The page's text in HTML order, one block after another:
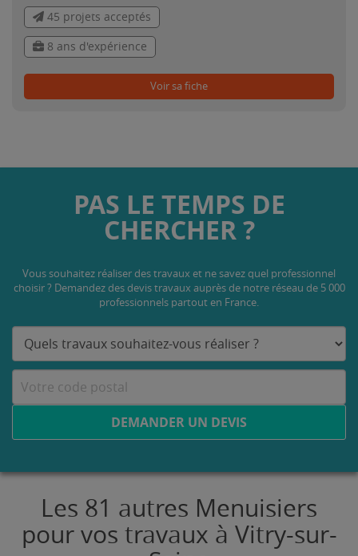
45 projets acceptés
8 ans d'expérience
Voir sa fiche
PAS LE TEMPS DE
CHERCHER ?
Vous souhaitez réaliser des travaux et ne savez quel professionnel
choisir ? Demandez des devis travaux auprès de notre réseau de 5 000
professionnels partout en France.
DEMANDER UN DEVIS
Les 81 autres Menuisiers
pour vos travaux à Vitry-sur-